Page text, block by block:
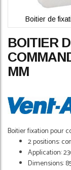
BOITIER
MM
Boitier fixation pour
2 positions:
Application:
Dimensions:
Boitier de
to
the
beginning
of
gallery